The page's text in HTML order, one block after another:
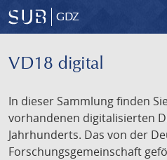
GDZ
VD18 digital
In dieser Sammlung finden
vorhandenen digitalisierten
Jahrhunderts. Das von der
Forschungsgemeinschaft